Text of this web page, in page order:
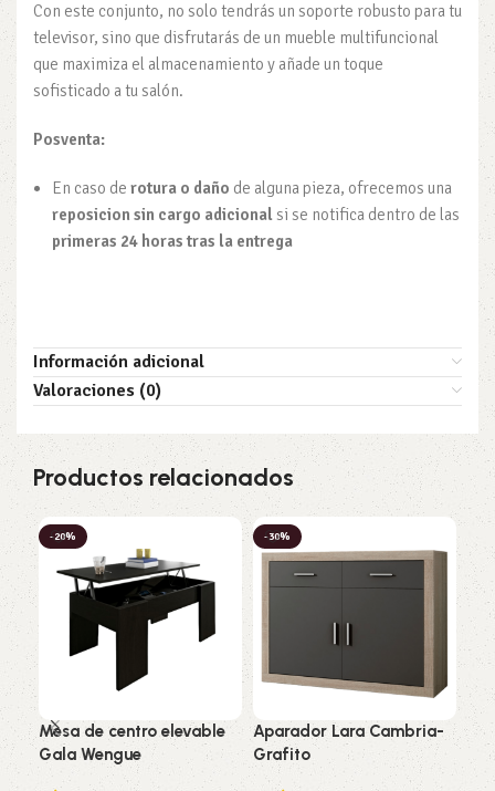
Con este conjunto, no solo tendrás un soporte robusto para tu
televisor, sino que disfrutarás de un mueble multifuncional
que maximiza el almacenamiento y añade un toque
sofisticado a tu salón.
Posventa:
En caso de rotura o daño de alguna pieza, ofrecemos una
reposicion sin cargo adicional si se notifica dentro de las
primeras 24 horas tras la entrega
Información adicional
Valoraciones (0)
Productos relacionados
-20%
Mesa de centro elevable
Gala Wengue
-30%
Aparador Lara Cambria-
Grafito